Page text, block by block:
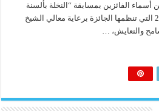
أسماء الفائزين بمسابقة “النخلة بألسنة
الشعراء” بدورتها السادسة 2022 التي تنظمها الجائزة برعاية معالي الشيخ
والتعايش، …